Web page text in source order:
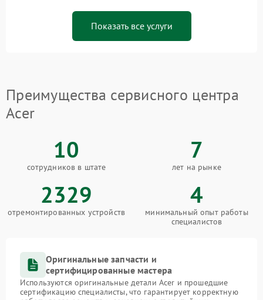
Показать все услуги
Преимущества сервисного центра
Acer
10
сотрудников в штате
7
лет на рынке
2329
отремонтированных устройств
4
минимальный опыт работы
специалистов
Оригинальные запчасти и
сертифицированные мастера
Используются оригинальные детали Acer и прошедшие
сертификацию специалисты, что гарантирует корректную